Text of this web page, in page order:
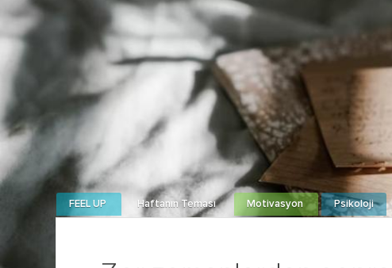
FEEL UP Haftanın Teması Motivasyon Psikoloji